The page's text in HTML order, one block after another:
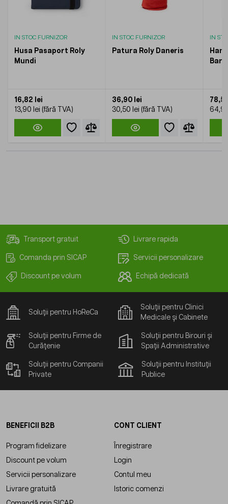
IN STOC FURNIZOR
Husa Pasaport Roly
Mundi
16,82 lei
13,90 lei
IN STOC FURNIZOR
Patura Roly Daneris
36,90 lei
30,50 lei
IN
Transport gratuit Livrare rapida
Comanda prin SICAP Servicii personalizare
Discount pe volum Echipă dedicată
Soluții pentru HoReCa
Soluții pentru Clinici
Medicale și Cabinete
Soluții pentru Firme de
Curățenie
Soluții pentru Birouri și
Spații Administrative
Soluții pentru Companii
Private
Soluții pentru Instituții
Publice
BENEFICII B2B
Program fidelizare
Discount pe volum
Servicii personalizare
Livrare gratuită
CONT CLIENT
Înregistrare
Login
Contul meu
Istoric comenzi